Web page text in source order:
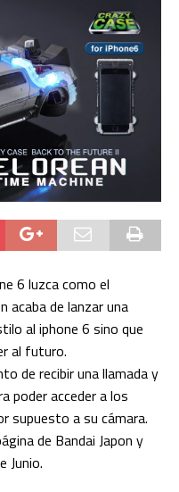
6 luzca como el
acaba de lanzar una
al iphone 6 sino que
al futuro.
de recibir una llamada y
poder acceder a los
supuesto a su cámara.
de Bandai Japon y
Junio.